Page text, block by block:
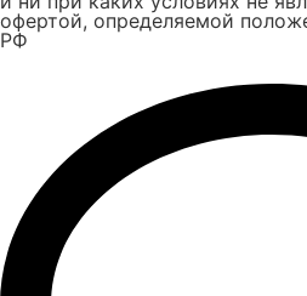
офертой, определяемой
РФ